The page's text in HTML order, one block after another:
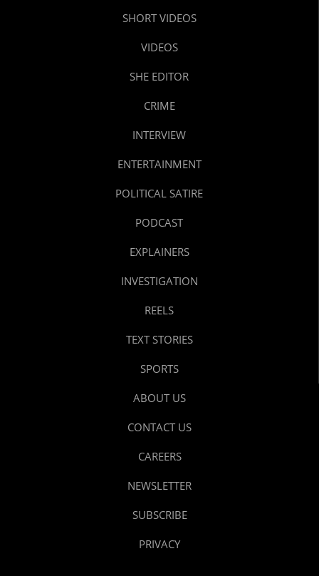
SHORT VIDEOS
VIDEOS
SHE EDITOR
CRIME
INTERVIEW
ENTERTAINMENT
POLITICAL SATIRE
PODCAST
EXPLAINERS
INVESTIGATION
REELS
TEXT STORIES
SPORTS
ABOUT US
CONTACT US
CAREERS
NEWSLETTER
SUBSCRIBE
PRIVACY